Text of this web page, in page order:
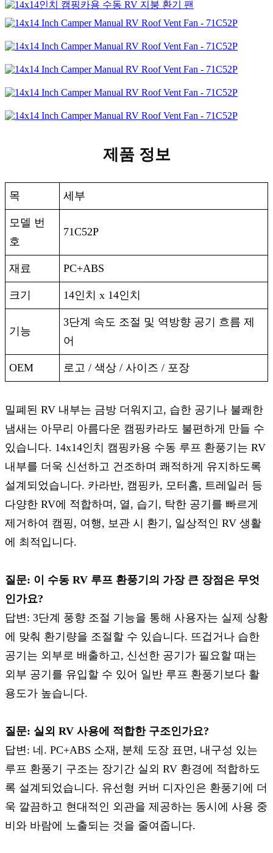
제품 정보
목 세부
모델 번
호
71C52P
재료 PC+ABS
크기 14인치 x 14인치
기능
3단계 속도 조절 및 역방향 공기 흐름 제
어
OEM 로고 / 색상 / 사이즈 / 포장
밀폐된 RV 내부는 금방 더워지고, 습한 공기나 불쾌한
냄새는 아무리 아름다운 캠핑카라도 불편하게 만들 수
있습니다. 14x14인치 캠핑카용 수동 루프 환풍기는 RV
내부를 더욱 신선하고 건조하며 쾌적하게 유지하도록
설계되었습니다. 카라반, 캠핑카, 모터홈, 트레일러 등
다양한 RV에 적합하며, 열, 습기, 탁한 공기를 빠르게
제거하여 캠핑, 여행, 보관 시 환기, 일상적인 RV 생활
에 최적입니다.
질문: 이 수동 RV 루프 환풍기의 가장 큰 장점은 무엇
인가요?
답변: 3단계 풍향 조절 기능을 통해 사용자는 실제 상황
에 맞춰 환기량을 조절할 수 있습니다. 뜨겁거나 습한
공기는 외부로 배출하고, 신선한 공기가 필요할 때는
외부 공기를 유입할 수 있어 일반 루프 환풍기보다 활
용도가 높습니다.
질문: 실외 RV 사용에 적합한 구조인가요?
답변: 네. PC+ABS 소재, 분체 도장 표면, 내구성 있는
루프 환풍기 구조는 장기간 실외 RV 환경에 적합하도
록 설계되었습니다. 유선형 커버 디자인은 환풍기에 더
욱 깔끔하고 현대적인 외관을 제공하는 동시에 사용 중
비와 바람에 노출되는 것을 줄여줍니다.